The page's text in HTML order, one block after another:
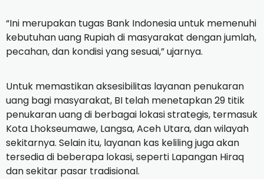
“Ini merupakan tugas Bank Indonesia untuk memenuhi
kebutuhan uang Rupiah di masyarakat dengan jumlah,
pecahan, dan kondisi yang sesuai,” ujarnya.
Untuk memastikan aksesibilitas layanan penukaran
uang bagi masyarakat, BI telah menetapkan 29 titik
penukaran uang di berbagai lokasi strategis, termasuk
Kota Lhokseumawe, Langsa, Aceh Utara, dan wilayah
sekitarnya. Selain itu, layanan kas keliling juga akan
tersedia di beberapa lokasi, seperti Lapangan Hiraq
dan sekitar pasar tradisional.